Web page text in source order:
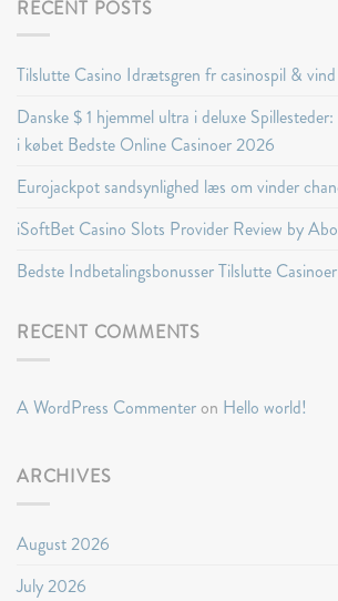
RECENT POSTS
Tilslutte Casino Idrætsgren fr casinospil &
Danske $ 1 hjemmel ultra i deluxe
i købet Bedste Online Casinoer 2026
Eurojackpot sandsynlighed læs om vinder
iSoftBet Casino Slots Provider Review by
Bedste Indbetalingsbonusser Tilslutte
RECENT COMMENTS
A WordPress Commenteron Hello world!
ARCHIVES
August 2026
July 2026